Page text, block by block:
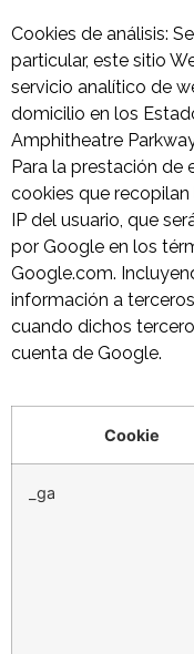
Cookies de análisis:
particular, este sitio
servicio analítico de
domicilio en los
Amphitheatre
Para la prestación de
cookies que
IP del usuario, que
por Google en los
Google.com.
información a
cuando dichos
cuenta de Google.
Cookie
_ga